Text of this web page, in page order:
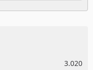
3.020